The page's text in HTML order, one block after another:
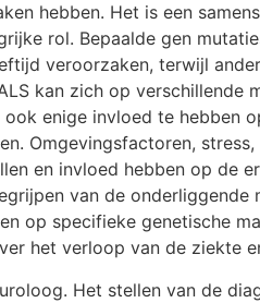
hebben. Het is een
rol. Bepaalde gen
veroorzaken, terwijl
kan zich op
enige invloed te hebben
Omgevingsfactoren,
en invloed hebben op de
van de
op specifieke genetische
het verloop van de ziekte
Het stellen van de